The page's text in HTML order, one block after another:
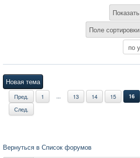
Поле сортировки
Новая тема
Пред. 1 ... 13 14 15 16
След.
Вернуться в Список форумов